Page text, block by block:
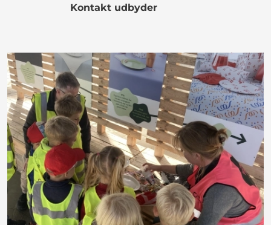
Kontakt udbyder